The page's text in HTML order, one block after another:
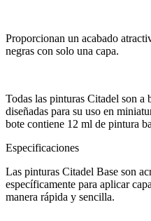
Proporcionan un acabado
negras con solo una capa.
Todas las pinturas Citadel son a
diseñadas para su uso en
bote contiene 12 ml de pintura
Especificaciones
Las pinturas Citadel Base son
específicamente para aplicar
manera rápida y sencilla.